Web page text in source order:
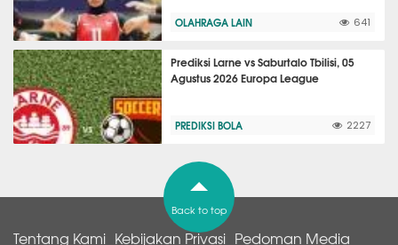
OLAHRAGA LAIN 641
Prediksi Larne vs Saburtalo Tbilisi, 05
Agustus 2026 Europa League
PREDIKSI BOLA 2227
Back to top
Tentang Kami Kebijakan Privasi Pedoman Media